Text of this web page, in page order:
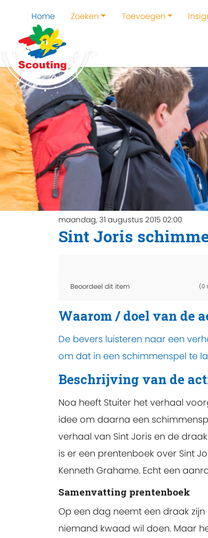
Home Zoeken Toevoegen
maandag, 31 augustus 2015 02:00
Sint Joris
Beoordeel dit item (0
Waarom / doel van de
De bevers luisteren naar een
om dat in een schimmenspel te
Beschrijving van de
Noa heeft Stuiter het verhaal
idee om daarna een
verhaal van Sint Joris en de
is er een prentenboek over Sint
Kenneth Grahame. Echt een
Samenvatting prentenboek
Op een dag neemt een draak
niemand kwaad wil doen. Maar